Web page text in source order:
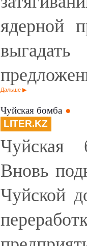
ядерной
Дальше
Чуйская бомба
LITER.KZ
Чуйская
Вновь
Чуйской